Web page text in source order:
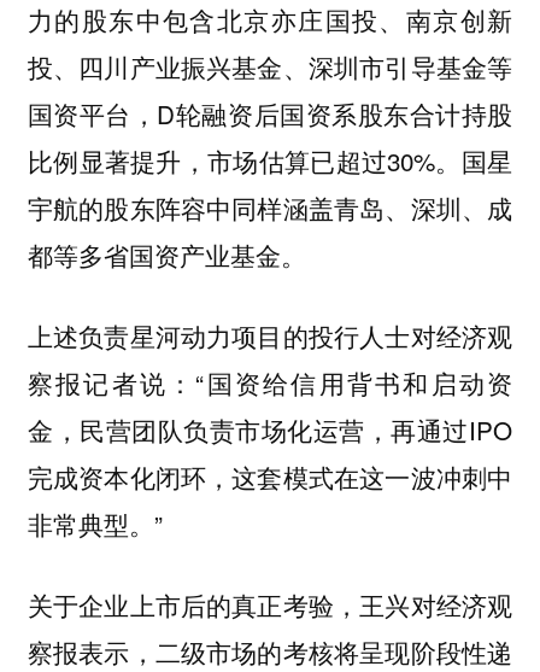
力的股东中包含北京亦庄国投、南京创新
投、四川产业振兴基金、深圳市引导基金等
国资平台，D轮融资后国资系股东合计持股
比例显著提升，市场估算已超过30%。国星
宇航的股东阵容中同样涵盖青岛、深圳、成
都等多省国资产业基金。
上述负责星河动力项目的投行人士对经济观
察报记者说：“国资给信用背书和启动资
金，民营团队负责市场化运营，再通过IPO
完成资本化闭环，这套模式在这一波冲刺中
非常典型。”
关于企业上市后的真正考验，王兴对经济观
察报表示，二级市场的考核将呈现阶段性递